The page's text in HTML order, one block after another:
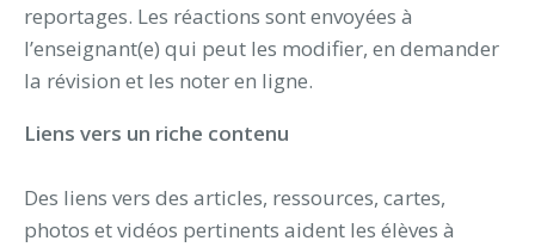
reportages. Les réactions sont envoyées à
l’enseignant(e) qui peut les modifier, en demander
la révision et les noter en ligne.
Liens vers un riche contenu
Des liens vers des articles, ressources, cartes,
photos et vidéos pertinents aident les élèves à